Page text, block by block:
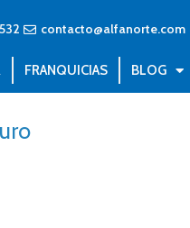
contacto@alfanorte.com
FRANQUICIAS BLOG